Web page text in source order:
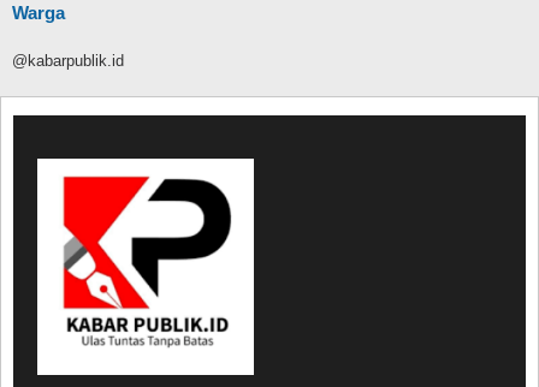
Warga
@kabarpublik.id